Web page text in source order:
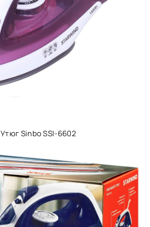
Утюг Sinbo SSI-6602